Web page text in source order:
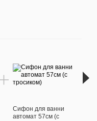
Сифон для ванни
автомат 57см (с